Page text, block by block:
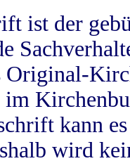
ist der
kann
wird